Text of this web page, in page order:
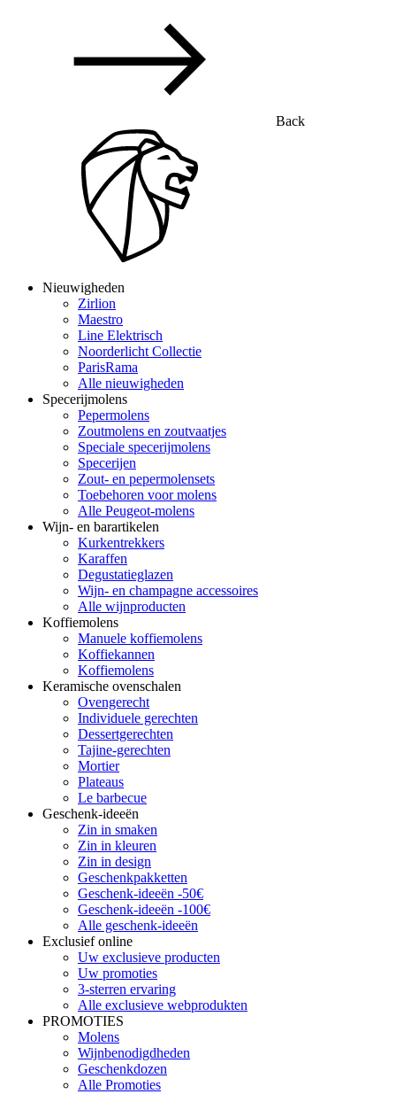
Back
Nieuwigheden
Zirlion
Maestro
Line Elektrisch
Noorderlicht Collectie
ParisRama
Alle nieuwigheden
Specerijmolens
Pepermolens
Zoutmolens en zoutvaatjes
Speciale specerijmolens
Specerijen
Zout- en pepermolensets
Toebehoren voor molens
Alle Peugeot-molens
Wijn- en barartikelen
Kurkentrekkers
Karaffen
Degustatieglazen
Wijn- en champagne accessoires
Alle wijnproducten
Koffiemolens
Manuele koffiemolens
Koffiekannen
Koffiemolens
Keramische ovenschalen
Ovengerecht
Individuele gerechten
Dessertgerechten
Tajine-gerechten
Mortier
Plateaus
Le barbecue
Geschenk-ideeën
Zin in smaken
Zin in kleuren
Zin in design
Geschenkpakketten
Geschenk-ideeën -50€
Geschenk-ideeën -100€
Alle geschenk-ideeën
Exclusief online
Uw exclusieve producten
Uw promoties
3-sterren ervaring
Alle exclusieve webprodukten
PROMOTIES
Molens
Wijnbenodigdheden
Geschenkdozen
Alle Promoties